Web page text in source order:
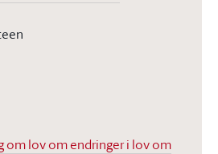
om lov om endringer i lov om